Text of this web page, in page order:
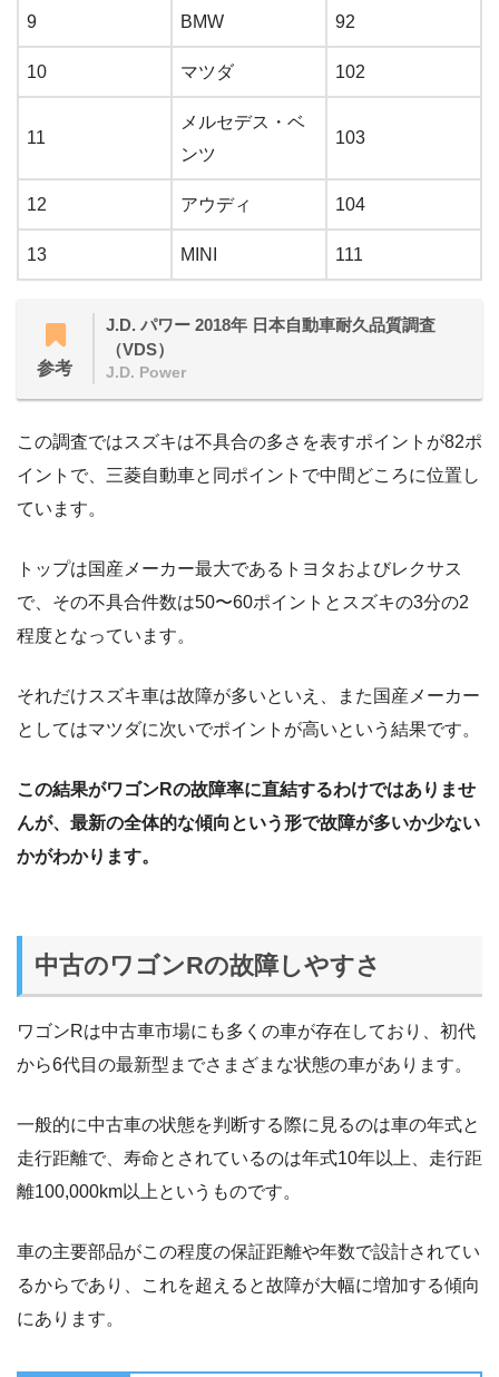
9 BMW 92
10 マツダ 102
11
メルセデス・ベ
ンツ
103
12 アウディ 104
13 MINI 111
参考
J.D. パワー 2018年 日本自動車耐久品質調査
（VDS）
J.D. Power
この調査ではスズキは不具合の多さを表すポイントが82ポ
イントで、三菱自動車と同ポイントで中間どころに位置し
ています。
トップは国産メーカー最大であるトヨタおよびレクサス
で、その不具合件数は50〜60ポイントとスズキの3分の2
程度となっています。
それだけスズキ車は故障が多いといえ、また国産メーカー
としてはマツダに次いでポイントが高いという結果です。
この結果がワゴンRの故障率に直結するわけではありませ
んが、最新の全体的な傾向という形で故障が多いか少ない
かがわかります。
中古のワゴンRの故障しやすさ
ワゴンRは中古車市場にも多くの車が存在しており、初代
から6代目の最新型までさまざまな状態の車があります。
一般的に中古車の状態を判断する際に見るのは車の年式と
走行距離で、寿命とされているのは年式10年以上、走行距
離100,000km以上というものです。
車の主要部品がこの程度の保証距離や年数で設計されてい
るからであり、これを超えると故障が大幅に増加する傾向
にあります。